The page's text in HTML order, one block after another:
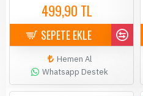
499,90 TL
SEPETE EKLE
Hemen Al
Whatsapp Destek